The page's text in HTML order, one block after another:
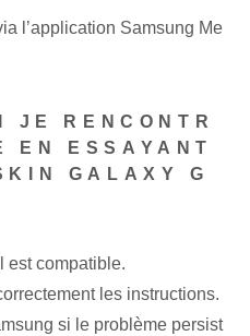
l’application Samsung Me
JE RENCONTR
EN ESSAYANT
GALAXY G
est compatible.
les instructions.
si le problème persist